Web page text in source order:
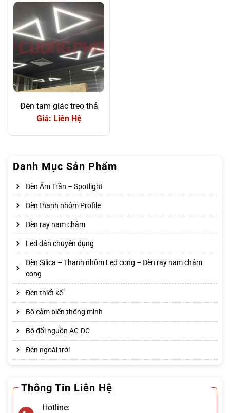
Đèn tam giác treo thả
Giá: Liên Hệ
Danh Mục Sản Phẩm
Đèn Âm Trần – Spotlight
Đèn thanh nhôm Profile
Đèn ray nam châm
Led dán chuyên dụng
Đèn Silica – Thanh nhôm Led cong – Đèn ray nam châm
cong
Đèn thiết kế
Bộ cảm biến thông minh
Bộ đổi nguồn AC-DC
Đèn ngoài trời
Thông Tin Liên Hệ
Hotline: